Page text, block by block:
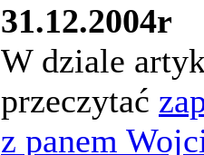
31.12.2004r
W dziale
przeczytać
z panem